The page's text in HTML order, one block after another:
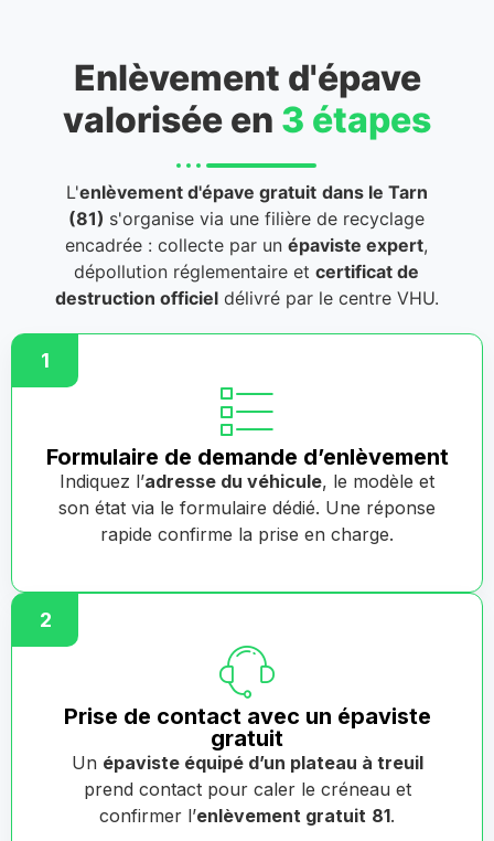
Enlèvement d'épave
valorisée en 3 étapes
L'enlèvement d'épave gratuit dans le Tarn
(81) s'organise via une filière de recyclage
encadrée : collecte par unépaviste expert,
dépollution réglementaire etcertificat de
destruction officieldélivré par le centre VHU.
1
Formulaire de demande d’enlèvement
Indiquez l’adresse du véhicule, le modèle et
son état via le formulaire dédié. Une réponse
rapide confirme la prise en charge.
2
Prise de contact avec un épaviste
gratuit
Un épaviste équipé d’un plateau à treuil
prend contact pour caler le créneau et
confirmer l’enlèvement gratuit 81.